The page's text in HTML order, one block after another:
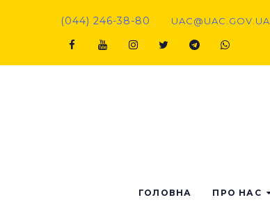
(044) 246-38-80 UAC@UAC.GOV.UA​​
ГОЛОВНА ПРО НАС